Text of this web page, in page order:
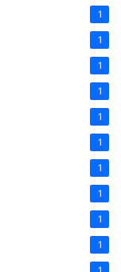
1
1
1
1
1
1
1
1
1
1